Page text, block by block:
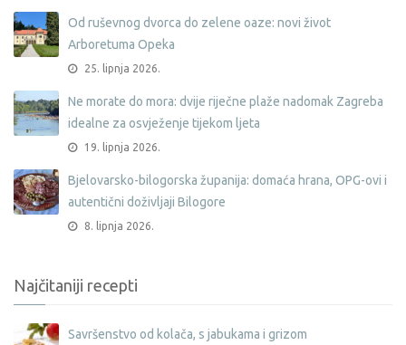
Od ruševnog dvorca do zelene oaze: novi život
Arboretuma Opeka
25. lipnja 2026.
Ne morate do mora: dvije riječne plaže nadomak Zagreba
idealne za osvježenje tijekom ljeta
19. lipnja 2026.
Bjelovarsko-bilogorska županija: domaća hrana, OPG-ovi i
autentični doživljaji Bilogore
8. lipnja 2026.
Najčitaniji recepti
Savršenstvo od kolača, s jabukama i grizom